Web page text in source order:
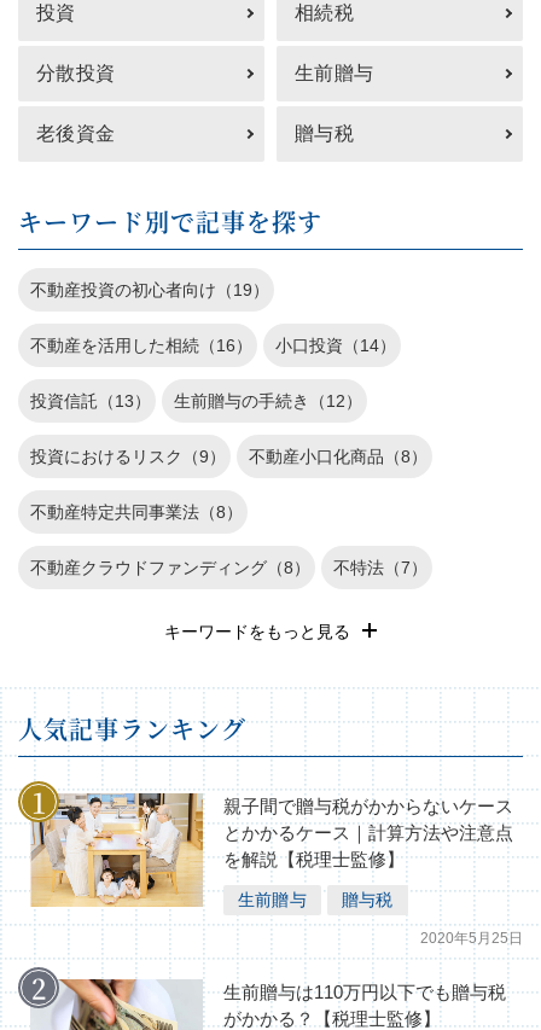
投資 相続税
分散投資 生前贈与
老後資金 贈与税
キーワード別で記事を探す
不動産投資の初心者向け（19）
不動産を活用した相続（16） 小口投資（14）
投資信託（13） 生前贈与の手続き（12）
投資におけるリスク（9） 不動産小口化商品（8）
不動産特定共同事業法（8）
不動産クラウドファンディング（8） 不特法（7）
REIT（6） 遺産相続（5）
不動産（2） 家族信託（1） 株式投資（1）
相続税の基礎知識（1）
キーワードをもっと見る
⼈気記事ランキング
親子間で贈与税がかからないケース
とかかるケース｜計算方法や注意点
を解説【税理士監修】
生前贈与 贈与税
2020年5月25日
生前贈与は110万円以下でも贈与税
がかかる？【税理士監修】